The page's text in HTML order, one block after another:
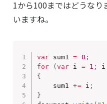
1から100まではどうな
いますね。
var sum1 = 0 ;
for
(var i = 1 ;
{
    sum1
+= i ;
}